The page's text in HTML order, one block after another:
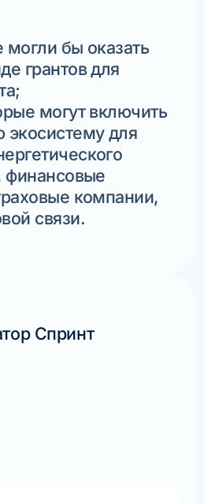
Спринт
бы оказать
грантов для
могут включить
для
финансовые
компании,
связи.